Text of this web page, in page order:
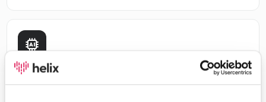
Wegweisende KI-Integration.